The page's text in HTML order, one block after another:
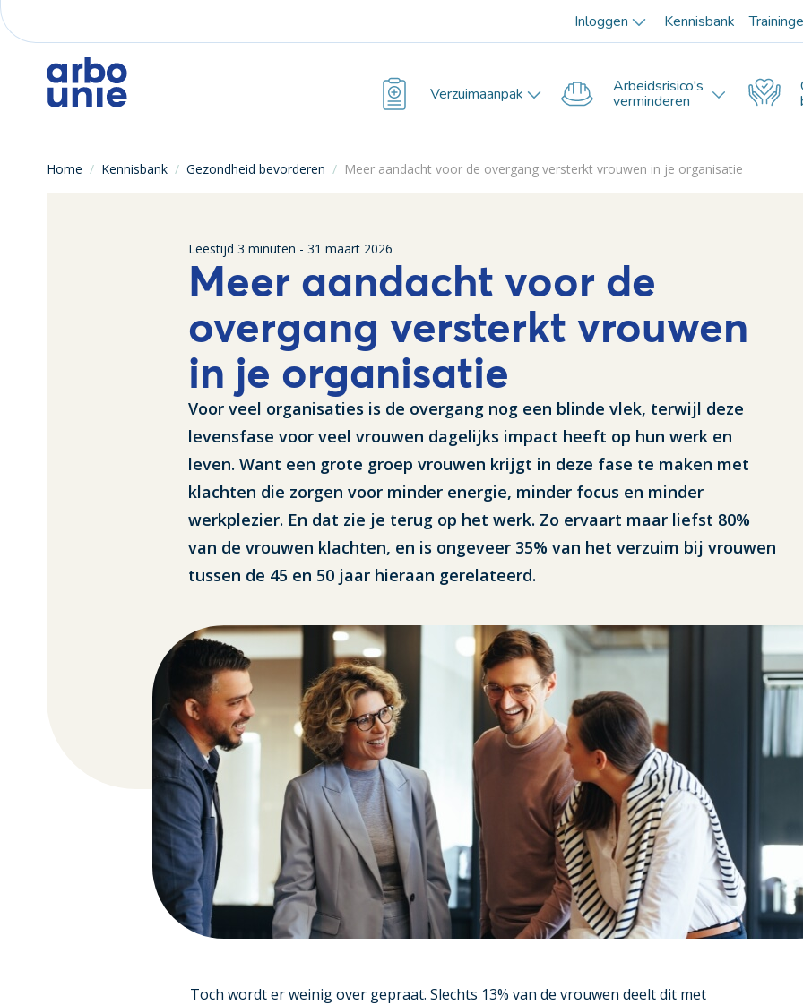
Inloggen Kennisbank
Verzuimaanpak Arbeidsrisico's
verminderen
Home / Kennisbank / Gezondheid bevorderen / Meer aandacht voor de overgang versterkt vrouwen in je organisatie
Leestijd3 minuten -31 maart 2026
Meer aandacht voor de
overgang versterkt vrouwen
in je organisatie
Voor veel organisaties is de overgang nog een blinde vlek, terwijl deze
levensfase voor veel vrouwen dagelijks impact heeft op hun werk en
leven. Want een grote groep vrouwen krijgt in deze fase te maken met
klachten die zorgen voor minder energie, minder focus en minder
werkplezier. En dat zie je terug op het werk. Zo ervaart maar liefst 80%
van de vrouwen klachten, en is ongeveer 35% van het verzuim bij vrouwen
tussen de 45 en 50 jaar hieraan gerelateerd.
Toch wordt er weinig over gepraat. Slechts 13% van de vrouwen deelt dit met